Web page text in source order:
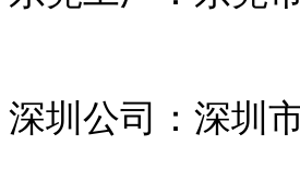
深圳公司：深圳